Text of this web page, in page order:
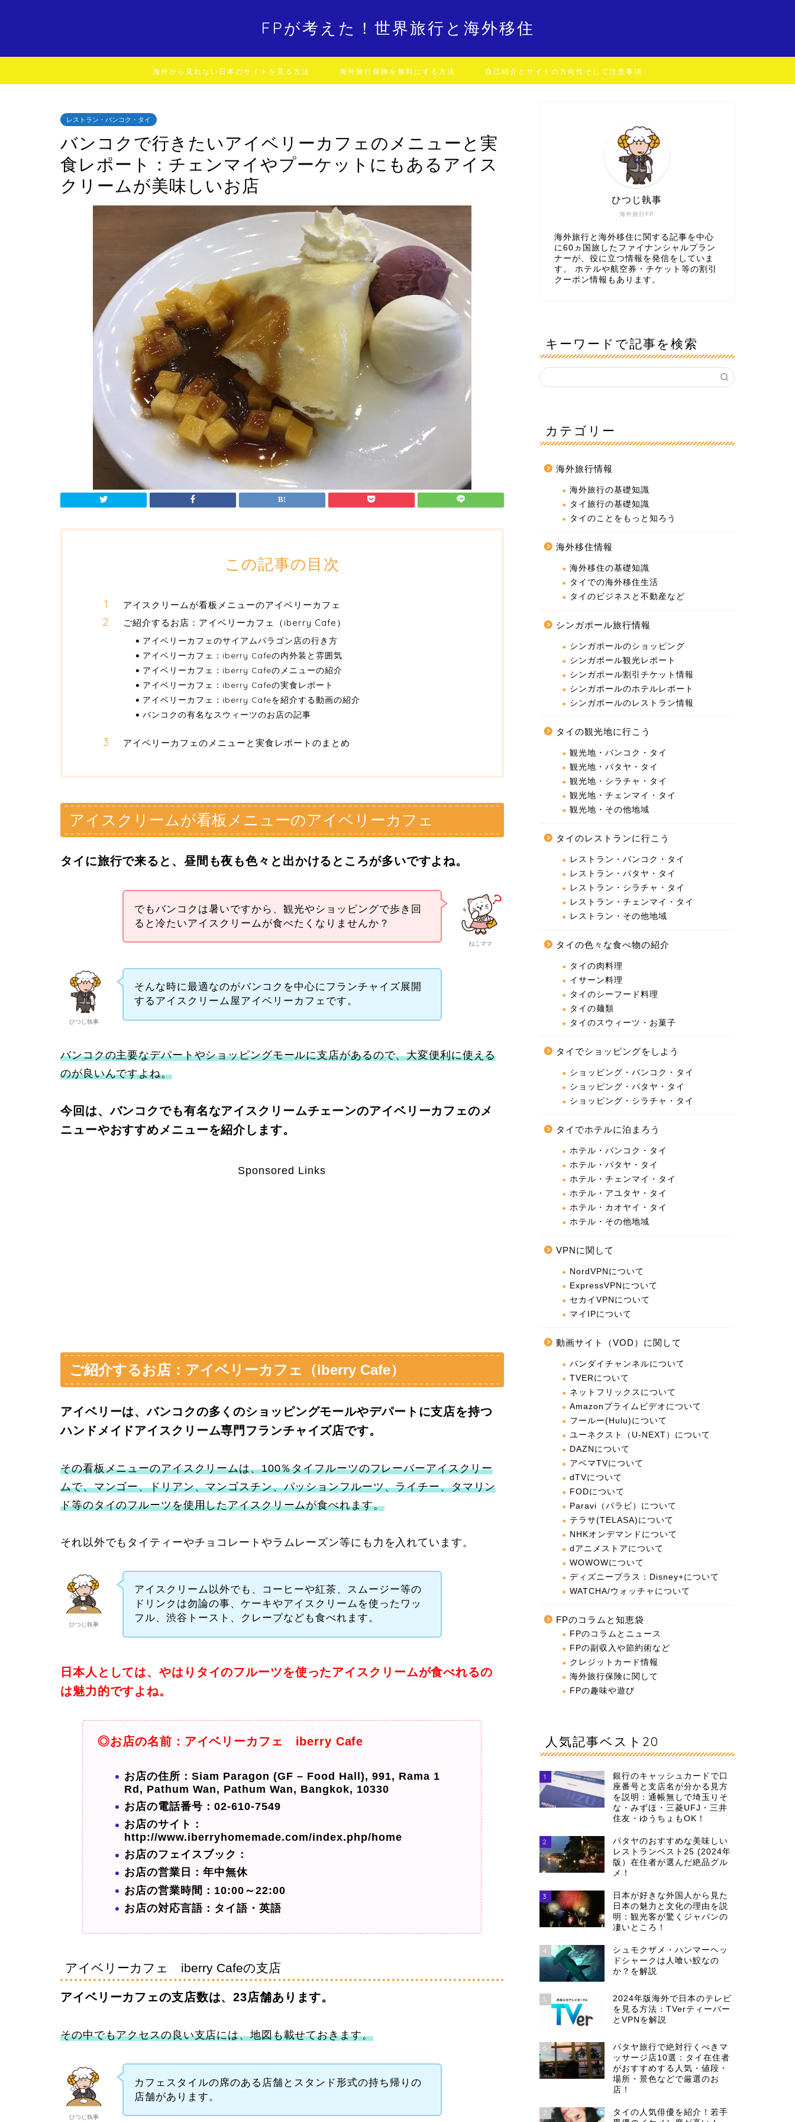
FPが考えた！世界旅行と海外移住
海外から見れない日本のサイトを見る方法 海外旅行保険を無料にする方法 自己紹介とサイトの方向性そして注意事項
レストラン・バンコク・タイ
バンコクで行きたいアイベリーカフェのメニューと実
食レポート：チェンマイやプーケットにもあるアイス
クリームが美味しいお店
この記事の目次
アイスクリームが看板メニューのアイベリーカフェ
ご紹介するお店：アイベリーカフェ（iberry Cafe）
アイベリーカフェのサイアムパラゴン店の行き方
アイベリーカフェ：iberry Cafeの内外装と雰囲気
アイベリーカフェ：iberry Cafeのメニューの紹介
アイベリーカフェ：iberry Cafeの実食レポート
アイベリーカフェ：iberry Cafeを紹介する動画の紹介
バンコクの有名なスウィーツのお店の記事
アイベリーカフェのメニューと実食レポートのまとめ
アイスクリームが看板メニューのアイベリーカフェ
タイに旅行で来ると、昼間も夜も色々と出かけるところが多いですよね。
ねこママ
でもバンコクは暑いですから、観光やショッピングで歩き回
ると冷たいアイスクリームが食べたくなりませんか？
ひつじ執事
そんな時に最適なのがバンコクを中心にフランチャイズ展開
するアイスクリーム屋アイベリーカフェです。
バンコクの主要なデパートやショッピングモールに支店があるので、大変便利に使える
のが良いんですよね。
今回は、バンコクでも有名なアイスクリームチェーンのアイベリーカフェのメ
ニューやおすすめメニューを紹介します。
Sponsored Links
ご紹介するお店：アイベリーカフェ（iberry Cafe）
アイベリーは、バンコクの多くのショッピングモールやデパートに支店を持つ
ハンドメイドアイスクリーム専門フランチャイズ店です。
その看板メニューのアイスクリームは、100％タイフルーツのフレーバーアイスクリー
ムで、マンゴー、ドリアン、マンゴスチン、パッションフルーツ、ライチー、タマリン
ド等のタイのフルーツを使用したアイスクリームが食べれます。
それ以外でもタイティーやチョコレートやラムレーズン等にも力を入れています。
ひつじ執事
アイスクリーム以外でも、コーヒーや紅茶、スムージー等の
ドリンクは勿論の事、ケーキやアイスクリームを使ったワッ
フル、渋谷トースト、クレープなども食べれます。
日本人としては、やはりタイのフルーツを使ったアイスクリームが食べれるの
は魅力的ですよね。
◎お店の名前：アイベリーカフェ iberry Cafe
お店の住所：Siam Paragon (GF – Food Hall), 991, Rama 1
Rd, Pathum Wan, Pathum Wan, Bangkok, 10330
お店の電話番号：02-610-7549
お店のサイト：
http://www.iberryhomemade.com/index.php/home
お店のフェイスブック：
お店の営業日：年中無休
お店の営業時間：10:00～22:00
お店の対応言語：タイ語・英語
アイベリーカフェ iberry Cafeの支店
アイベリーカフェの支店数は、23店舗あります。
その中でもアクセスの良い支店には、地図も載せておきます。
ひつじ執事
カフェスタイルの席のある店舗とスタンド形式の持ち帰りの
店舗があります。
海外旅行FP
ひつじ執事
海外旅行と海外移住に関する記事を中心
に60ヵ国旅したファイナンシャルプラン
ナーが、役に立つ情報を発信をしていま
す。 ホテルや航空券・チケット等の割引
クーポン情報もあります。
キーワードで記事を検索
カテゴリー
海外旅行情報
海外旅行の基礎知識
タイ旅行の基礎知識
タイのことをもっと知ろう
海外移住情報
海外移住の基礎知識
タイでの海外移住生活
タイのビジネスと不動産など
シンガポール旅行情報
シンガポールのショッピング
シンガポール観光レポート
シンガポール割引チケット情報
シンガポールのホテルレポート
シンガポールのレストラン情報
タイの観光地に行こう
観光地・バンコク・タイ
観光地・パタヤ・タイ
観光地・シラチャ・タイ
観光地・チェンマイ・タイ
観光地・その他地域
タイのレストランに行こう
レストラン・バンコク・タイ
レストラン・パタヤ・タイ
レストラン・シラチャ・タイ
レストラン・チェンマイ・タイ
レストラン・その他地域
タイの色々な食べ物の紹介
タイの肉料理
イサーン料理
タイのシーフード料理
タイの麺類
タイのスウィーツ・お菓子
タイでショッピングをしよう
ショッピング・バンコク・タイ
ショッピング・パタヤ・タイ
ショッピング・シラチャ・タイ
タイでホテルに泊まろう
ホテル・バンコク・タイ
ホテル・パタヤ・タイ
ホテル・チェンマイ・タイ
ホテル・アユタヤ・タイ
ホテル・カオヤイ・タイ
ホテル・その他地域
VPNに関して
NordVPNについて
ExpressVPNについて
セカイVPNについて
マイIPについて
動画サイト（VOD）に関して
バンダイチャンネルについて
TVERについて
ネットフリックスについて
Amazonプライムビデオについて
フールー(Hulu)について
ユーネクスト（U-NEXT）について
DAZNについて
アベマTVについて
dTVについて
FODについて
Paravi（パラビ）について
テラサ(TELASA)について
NHKオンデマンドについて
dアニメストアについて
WOWOWについて
ディズニープラス：Disney+について
WATCHA/ウォッチャについて
FPのコラムと知恵袋
FPのコラムとニュース
FPの副収入や節約術など
クレジットカード情報
海外旅行保険に関して
FPの趣味や遊び
人気記事ベスト20
1
銀行のキャッシュカードで口
座番号と支店名が分かる見方
を説明：通帳無しで埼玉りそ
な・みずほ・三菱UFJ・三井
住友・ゆうちょもOK！
2
パタヤのおすすめな美味しい
レストランベスト25 (2024年
版）在住者が選んだ絶品グル
メ！
3
日本が好きな外国人から見た
日本の魅力と文化の理由を説
明：観光客が驚くジャパンの
凄いところ！
4
シュモクザメ・ハンマーヘッ
ドシャークは人喰い鮫なの
か？を解説
5
2024年版海外で日本のテレビ
を見る方法：TVerティーバー
とVPNを解説
6
パタヤ旅行で絶対行くべきマ
ッサージ店10選：タイ在住者
がおすすめする人気・値段・
場所・景色などで厳選のお
店！
7
タイの人気俳優を紹介！若手